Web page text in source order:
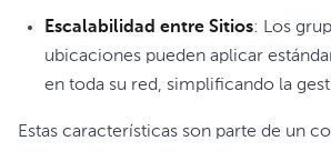
Escalabilidad entre Sitios: Los
ubicaciones pueden aplicar
en toda su red, simplificando la
Estas características son parte de un